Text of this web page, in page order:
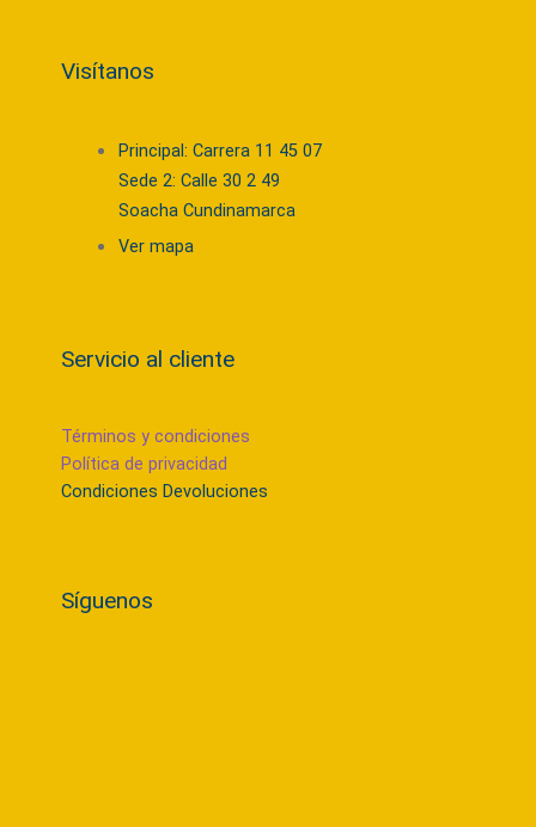
Visítanos
Principal: Carrera 11 45 07
Sede 2: Calle 30 2 49
Soacha Cundinamarca
Ver mapa
Servicio al cliente
Términos y condiciones
Política de privacidad
Condiciones Devoluciones
Síguenos